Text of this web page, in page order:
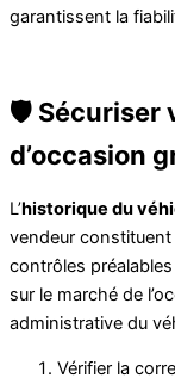
garantissent la
🛡️ Sécuriser
d’occasion
L’historique du
vendeur constituent
contrôles
sur le marché de
administrative du
Vérifier la